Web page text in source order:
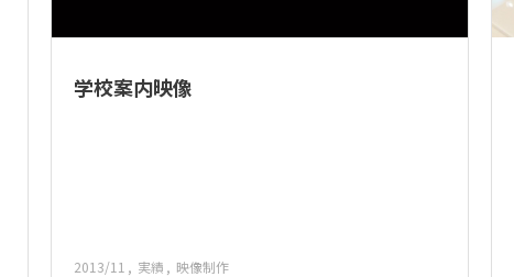
学校案内映像
2013/11 実績 映像制作